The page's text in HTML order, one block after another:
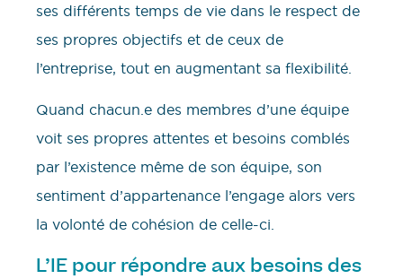
ses différents temps de vie dans le respect de
ses propres objectifs et de ceux de
l’entreprise, tout en augmentant sa flexibilité.
Quand chacun.e des membres d’une équipe
voit ses propres attentes et besoins comblés
par l’existence même de son équipe, son
sentiment d’appartenance l’engage alors vers
la volonté de cohésion de celle-ci.
L’IE pour répondre aux besoins des